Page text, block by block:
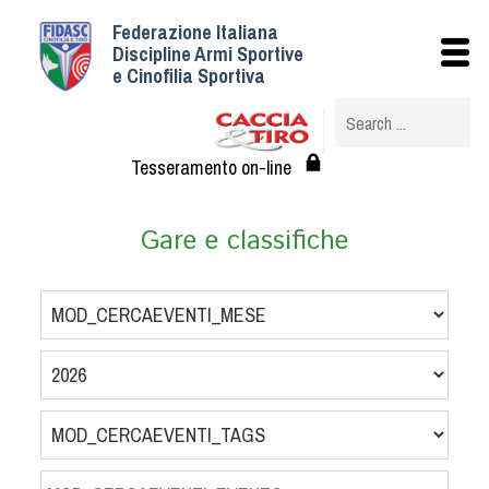
Federazione Italiana
Discipline Armi Sportive
e Cinofilia Sportiva
Tesseramento on-line
Gare e classifiche
Istituzionale
Struttura
Albo Veterinari federali
Tesseramento e Affiliazioni
Circolari
Federazione Trasparente
Convenzioni
Società
Tesserati